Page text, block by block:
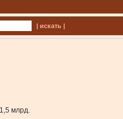
| искать |
млрд.